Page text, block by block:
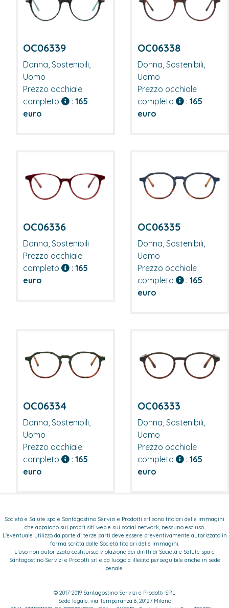
OC06339
Donna, Sostenibili,
Uomo
Prezzo occhiale
completo
: 165
euro
OC06338
Donna, Sostenibili,
Uomo
Prezzo occhiale
completo
: 165
euro
OC06336
Donna, Sostenibili
Prezzo occhiale
completo
: 165
euro
OC06335
Donna, Sostenibili,
Uomo
Prezzo occhiale
completo
: 165
euro
OC06334
Donna, Sostenibili,
Uomo
Prezzo occhiale
completo
: 165
euro
OC06333
Donna, Sostenibili,
Uomo
Prezzo occhiale
completo
: 165
euro
Società e Salute spa e Santagostino Servizi e Prodotti srl sono titolari delle immagini
che appaiono sui propri siti web e sui social network, nessuno escluso.
L'eventuale utilizzo da parte di terze parti deve essere preventivamente autorizzato in
forma scritta dalle Società titolari delle immagini.
L’uso non autorizzato costituisce violazione dei diritti di Società e Salute spa e
Santagostino Servizi e Prodotti srl e dà luogo a illecito perseguibile anche in sede
penale.
© 2017-2019 Santagostino Servizi e Prodotti SRL
Sede legale: via Temperanza 6, 20127 Milano